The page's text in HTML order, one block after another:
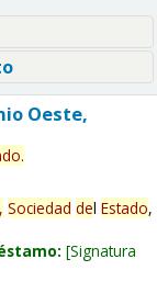
Oeste,
.
Sociedad del Estado,
Signatura